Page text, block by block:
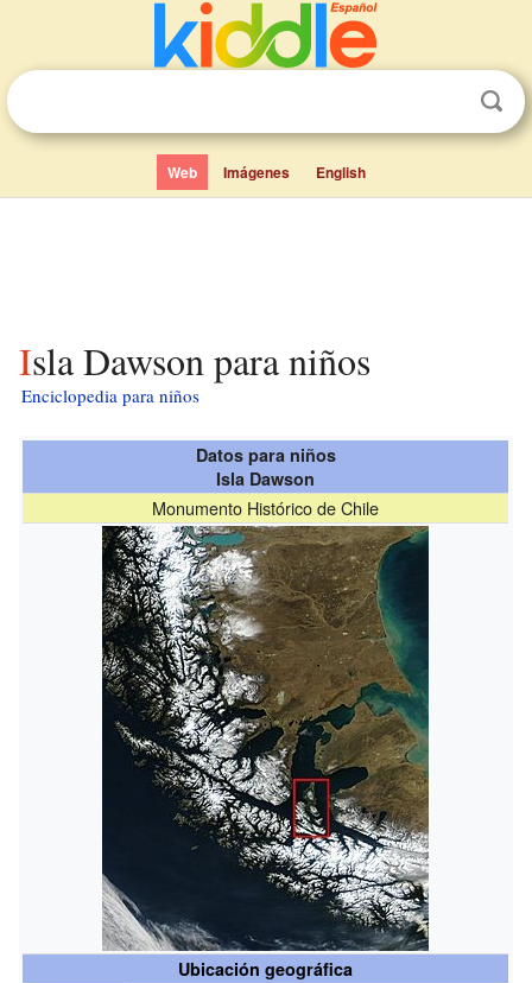
Web Imágenes English
Isla Dawson para niños
Enciclopedia para niños
Datos para niños
Isla Dawson
Monumento Histórico de Chile
Ubicación geográfica